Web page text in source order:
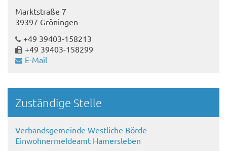
Marktstraße 7
39397 Gröningen
+49 39403-158213
+49 39403-158299
E-Mail
Zuständige Stelle
Verbandsgemeinde Westliche Börde
Einwohnermeldeamt Hamersleben